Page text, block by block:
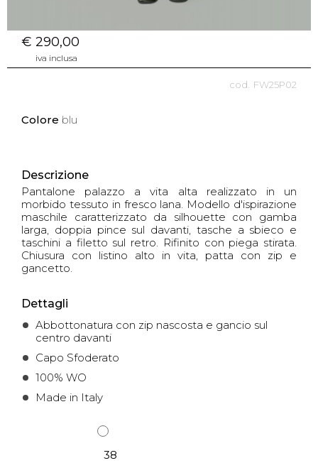
€ 290,00
iva inclusa
FW25P02
Colore blu
Descrizione
Pantalone palazzo a vita alta realizzato in un
morbido tessuto in fresco lana. Modello d'ispirazione
maschile caratterizzato da silhouette con gamba
larga, doppia pince sul davanti, tasche a sbieco e
taschini a filetto sul retro. Rifinito con piega stirata.
Chiusura con listino alto in vita, patta con zip e
gancetto.
Dettagli
Abbottonatura con zip nascosta e gancio sul
centro davanti
Capo Sfoderato
100% WO
Made in Italy
38